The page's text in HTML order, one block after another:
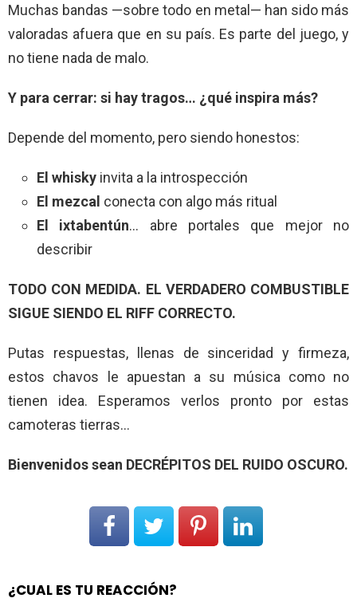
Muchas bandas —sobre todo en metal— han sido más
valoradas afuera que en su país. Es parte del juego, y
no tiene nada de malo.
Y para cerrar: si hay tragos… ¿qué inspira más?
Depende del momento, pero siendo honestos:
El whisky invita a la introspección
El mezcal conecta con algo más ritual
El ixtabentún… abre portales que mejor no
describir
TODO CON MEDIDA. EL VERDADERO COMBUSTIBLE
SIGUE SIENDO EL RIFF CORRECTO.
Putas respuestas, llenas de sinceridad y firmeza,
estos chavos le apuestan a su música como no
tienen idea. Esperamos verlos pronto por estas
camoteras tierras…
Bienvenidos sean DECRÉPITOS DEL RUIDO OSCURO.
¿CUAL ES TU REACCIÓN?